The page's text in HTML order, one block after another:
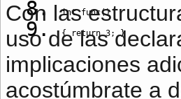
int func()
{ return 3; }
Con las
uso de las
implicaciones
acostúmbrate a